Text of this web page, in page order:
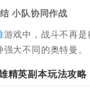
小队协同作战
游戏中，战斗不再
大不同的奥特曼。
精英副本玩法攻略